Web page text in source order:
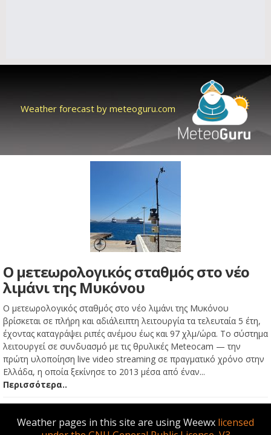
Weather forecast by meteoguru.com
Ο μετεωρολογικός σταθμός στο νέο
λιμάνι της Μυκόνου
Ο μετεωρολογικός σταθμός στο νέο λιμάνι της Μυκόνου
βρίσκεται σε πλήρη και αδιάλειπτη λειτουργία τα τελευταία 5 έτη,
έχοντας καταγράψει ριπές ανέμου έως και 97 χλμ/ώρα. Το σύστημα
λειτουργεί σε συνδυασμό με τις θρυλικές Meteocam — την
πρώτη υλοποίηση live video streaming σε πραγματικό χρόνο στην
Ελλάδα, η οποία ξεκίνησε το 2013 μέσα από έναν...
Περισσότερα..
Weather pages in this site are using Weewx licensed